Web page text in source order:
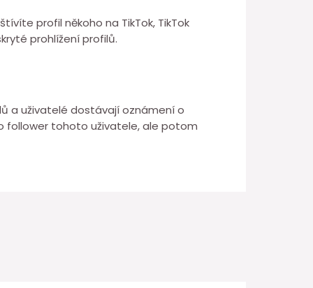
profil někoho na TikTok, TikTok
prohlížení profilů.
a uživatelé dostávají oznámení o
follower tohoto uživatele, ale potom